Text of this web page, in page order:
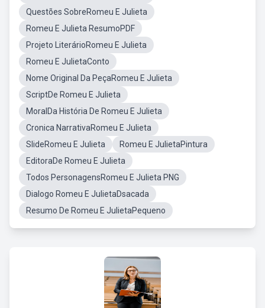
Questões SobreRomeu E Julieta
Romeu E Julieta ResumoPDF
Projeto LiterárioRomeu E Julieta
Romeu E JulietaConto
Nome Original Da PeçaRomeu E Julieta
ScriptDe Romeu E Julieta
MoralDa História De Romeu E Julieta
Cronica NarrativaRomeu E Julieta
SlideRomeu E Julieta
Romeu E JulietaPintura
EditoraDe Romeu E Julieta
Todos PersonagensRomeu E Julieta PNG
Dialogo Romeu E JulietaDsacada
Resumo De Romeu E JulietaPequeno